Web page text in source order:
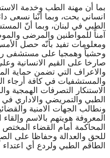
بما أن مهنة الطب وخدمة
انساني بحت، وبما أنّنا نسعى
الطبي في لبنان، وبما أنّ
آمناً للمواطنين والمرضى
وحشياً وهمجيا على مستشفى
صارخا على القيم الانسانية
والاعراف التي تضمن حماية
والمستشفيات في كافة أرجاء
الاستنكار التصرفات الهمجية
الطبي والتمريضي والاداري
ونطالب الجهات الامنية
المعروفة هويتهم بالاسم
المحاكمة أمام القضاء
للحق والعدالة وحفاظا على
الطاقم الطبي ولردع أي